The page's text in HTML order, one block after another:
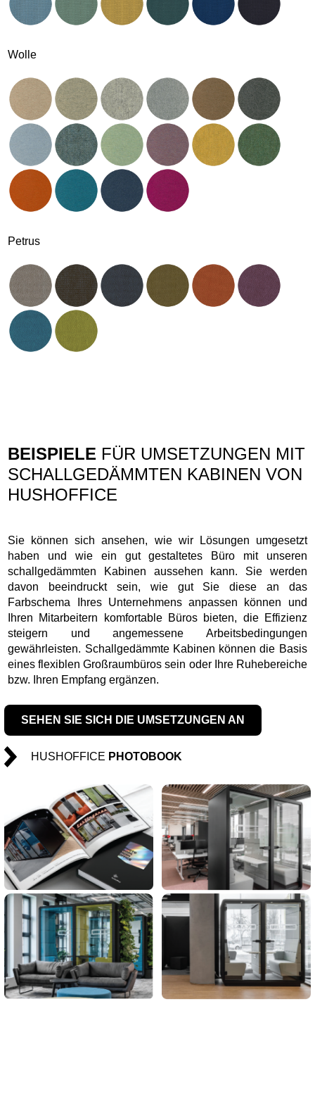
Wolle
Petrus
BEISPIELE FÜR UMSETZUNGEN MIT
SCHALLGEDÄMMTEN KABINEN VON
HUSHOFFICE
Sie können sich ansehen, wie wir Lösungen umgesetzt
haben und wie ein gut gestaltetes Büro mit unseren
schallgedämmten Kabinen aussehen kann. Sie werden
davon beeindruckt sein, wie gut Sie diese an das
Farbschema Ihres Unternehmens anpassen können und
Ihren Mitarbeitern komfortable Büros bieten, die Effizienz
steigern und angemessene Arbeitsbedingungen
gewährleisten. Schallgedämmte Kabinen können die Basis
eines flexiblen Großraumbüros sein oder Ihre Ruhebereiche
bzw. Ihren Empfang ergänzen.
SEHEN SIE SICH DIE UMSETZUNGEN AN
HUSHOFFICE PHOTOBOOK